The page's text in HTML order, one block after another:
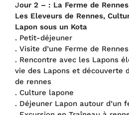
Jour 2 – : La Ferme de
Les Eleveurs de Rennes,
Lapon sous un Kota
. Petit-déjeuner
. Visite d’une Ferme de Rennes
. Rencontre avec les Lapons
vie des Lapons et découverte
de rennes
. Culture lapone
. Déjeuner Lapon autour d’un